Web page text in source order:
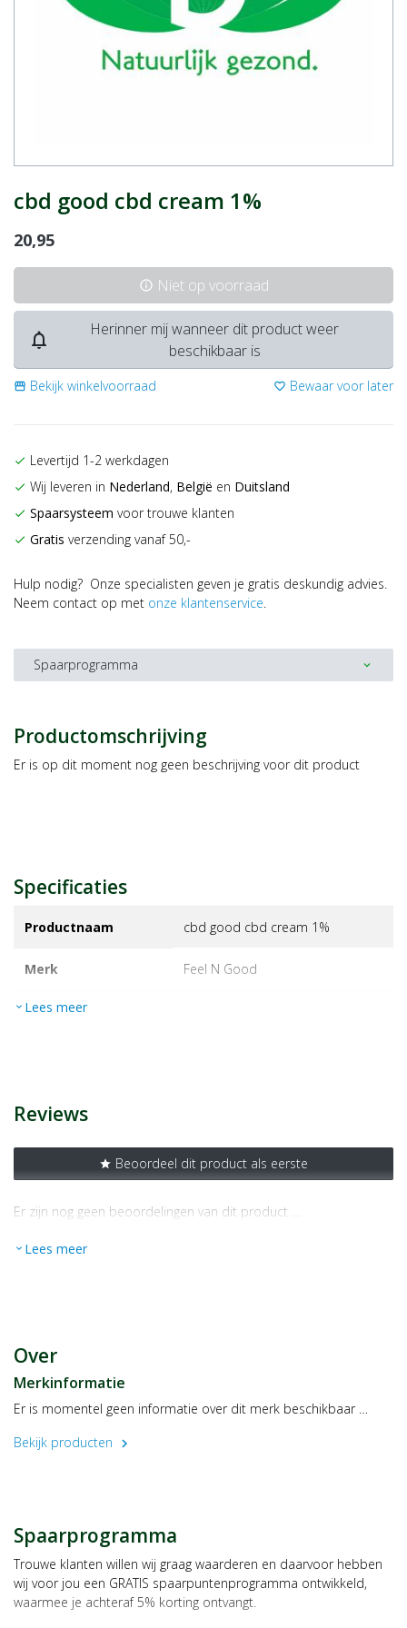
cbd good cbd cream 1%
20,95
info Niet op voorraad
notifications_none
Herinner mij wanneer dit product weer
beschikbaar is
storefront Bekijk winkelvoorraad favorite_border Bewaar voor later
check Levertijd 1-2 werkdagen
check Wij leveren in Nederland, België en Duitsland
check Spaarsysteem voor trouwe klanten
check Gratis verzending vanaf 50,-
Hulp nodig? Onze specialisten geven je gratis deskundig advies.
Neem contact op met onze klantenservice.
Spaarprogramma expand_more
Productomschrijving
Er is op dit moment nog geen beschrijving voor dit product
Specificaties
Productnaam cbd good cbd cream 1%
Merk feel n good
EAN
expand_more Lees meer
Reviews
star Beoordeel dit product als eerste
Er zijn nog geen beoordelingen van dit product …
expand_more Lees meer
Over
Merkinformatie
Er is momentel geen informatie over dit merk beschikbaar …
Bekijk producten
chevron_right
Spaarprogramma
Trouwe klanten willen wij graag waarderen en daarvoor hebben
wij voor jou een GRATIS spaarpuntenprogramma ontwikkeld,
waarmee je achteraf 5% korting ontvangt.